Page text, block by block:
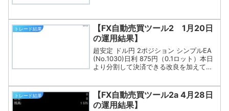
トレード結果
【FX自動売買ツール2 1月20日
の運用結果】
超安定 ドル円 2ポジション シンプルEA
(No.1030)日利 875円（0.1ロット）本日
より分割して決済できる改良を加えてお
トレード結果
【FX自動売買ツール2a 4月28日
の運用結果】